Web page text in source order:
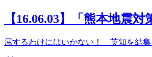
【16.06.03】「熊本地震
屈するわけにはいかない！ 英知を結集